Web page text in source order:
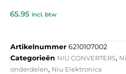
65.95 incl. btw
Artikelnummer 6210107002
Categorieën NIU CONVERTERS,
onderdelen, Niu Elektronica